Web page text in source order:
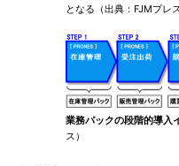
となる（出典：FJMプレ
業務パックの段階的導入
ス）